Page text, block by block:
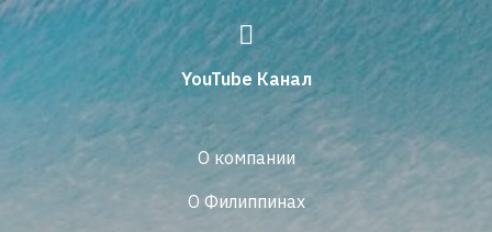
YouTube Канал
О компании
О Филиппинах